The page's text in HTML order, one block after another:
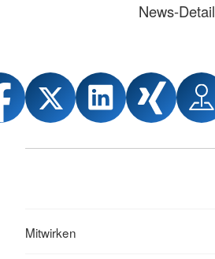
News-Detail
Mitwirken